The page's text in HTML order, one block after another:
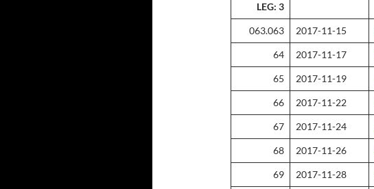
LEG: 3
063.063 2017-11-15
64 2017-11-17
65 2017-11-19
66 2017-11-22
67 2017-11-24
68 2017-11-26
69 2017-11-28